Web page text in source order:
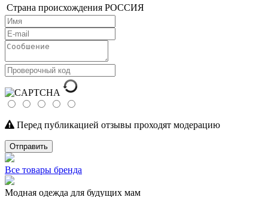
Страна происхождения РОССИЯ
Перед публикацией отзывы проходят модерацию
Отправить
Все товары бренда
Модная одежда для будущих мам